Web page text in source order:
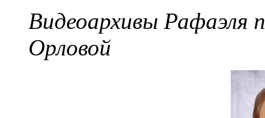
Видеоархивы Рафаэля
Орловой